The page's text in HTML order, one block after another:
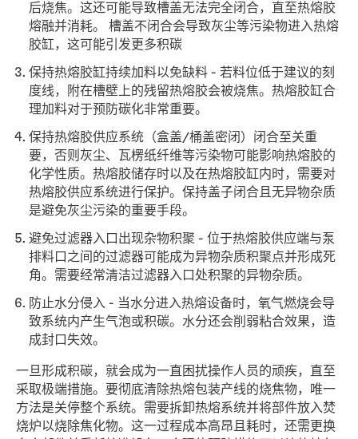
后烧焦。这还可能导致槽盖无法完全闭合，直至热熔胶
熔融并消耗。 槽盖不闭合会导致灰尘等污染物进入热熔
胶缸，这可能引发更多积碳
保持热熔胶缸持续加料以免缺料 - 若料位低于建议的刻
度线，附在槽壁上的残留热熔胶会被烧焦。热熔胶缸合
理加料对于预防碳化非常重要。
保持热熔胶供应系统（盒盖/桶盖密闭）闭合至关重
要，否则灰尘、瓦楞纸纤维等污染物可能影响热熔胶的
化学性质。热熔胶储存时以及在热熔胶缸内时，需要对
热熔胶供应系统进行保护。保持盖子闭合且无异物杂质
是避免灰尘污染的重要手段。
避免过滤器入口出现杂物积聚 - 位于热熔胶供应端与泵
排料口之间的过滤器可能成为异物杂质积聚点并形成死
角。需要经常清洁过滤器入口处积聚的异物杂质。
防止水分侵入 - 当水分进入热熔设备时，氧气燃烧会导
致系统内产生气泡或积碳。水分还会削弱粘合效果，造
成封口失效。
一旦形成积碳，就会成为一直困扰操作人员的顽疾，直至
采取极端措施。要彻底清除热熔包装产线的烧焦物，唯一
方法是关停整个系统。需要拆卸热熔系统并将部件放入焚
烧炉以烧除焦化物。这一过程成本高昂且耗时，还需更换